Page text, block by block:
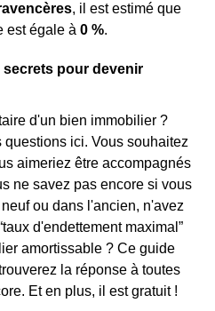
, il est estimé que
est égale à 0 %.
secrets pour devenir
d'un bien immobilier ?
ici. Vous souhaitez
aimeriez être accompagnés
ne savez pas encore si vous
ou dans l'ancien, n'avez
d'endettement maximal”
amortissable ? Ce guide
la réponse à toutes
Et en plus, il est gratuit !